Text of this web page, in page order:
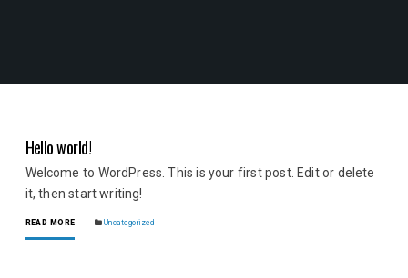
Hello world!
Welcome to WordPress. This is your first post. Edit or delete
it, then start writing!
READ MORE Uncategorized